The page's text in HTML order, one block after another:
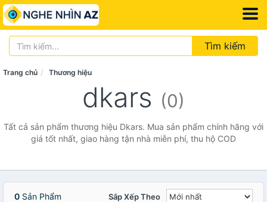
Tìm kiếm
Trang chủ Thương hiệu
dkars (0)
Tất cả sản phẩm thương hiệu Dkars. Mua sản phẩm chính hãng với
giá tốt nhất, giao hàng tận nhà miễn phí, thu hộ COD
0 Sản Phẩm Sắp Xếp Theo